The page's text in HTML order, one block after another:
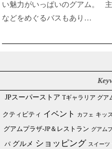
い魅力がいっぱいのグアム。
などをめぐるバスもあり…
JPスーパーストア Tギャラリア グア
クティビティ イベント カフェ キッ
グアムプラザ-JP＆レストラン グアム
パ グルメ ショッピング スイーツ